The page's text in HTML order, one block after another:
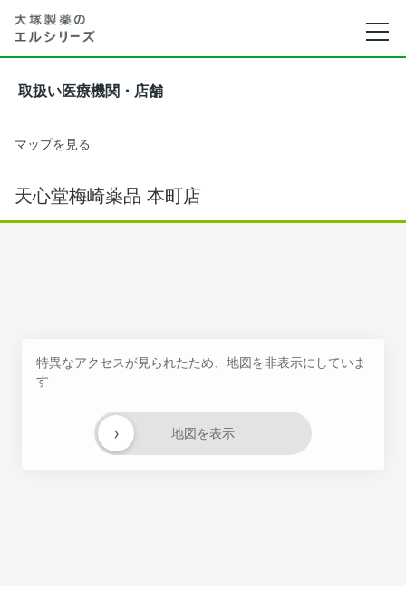
取扱い医療機関・店舗
マップを見る
天心堂梅崎薬品 本町店
特異なアクセスが見られたため、地図を非表示にしていま
す
地図を表示
›